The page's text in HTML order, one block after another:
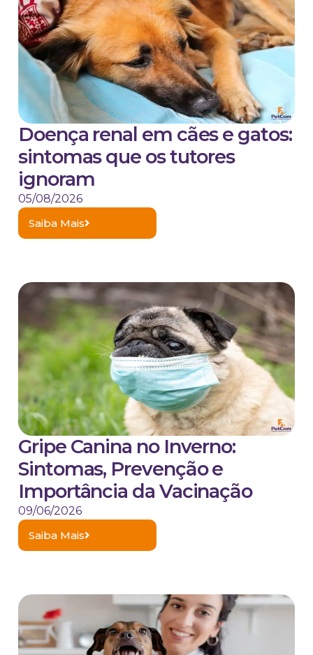
Doença renal em cães e gatos:
sintomas que os tutores
ignoram
05/08/2026
Saiba Mais
Gripe Canina no Inverno:
Sintomas, Prevenção e
Importância da Vacinação
09/06/2026
Saiba Mais